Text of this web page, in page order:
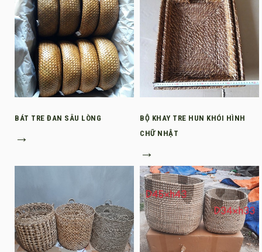
BÁT TRE ĐAN SÂU LÒNG
→
BỘ KHAY TRE HUN KHÓI HÌNH
CHỮ NHẬT
→